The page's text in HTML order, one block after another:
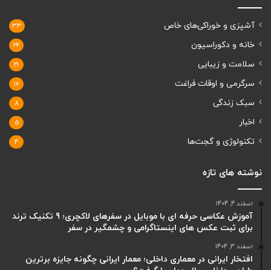
آشپزی و خوراکی‌های خاص 33
خانه و دکوراسیون 22
سلامت و زیبایی 21
سرگرمی و اوقات فراغت 16
سبک زندگی 8
اخبار 5
تکنولوژی و گجت‌ها 4
نوشته های تازه
اسفند 4, 1404
آموزش عکاسی حرفه ای با موبایل در سفرهای لاکچری؛ 9 تکنیک ترند
برای ثبت عکس های اینستاگرامی و چشمگیر در سفر
اسفند 3, 1404
افتخار ایرانی در معماری داخلی؛ معمار ایرانی چگونه جایزه برترین